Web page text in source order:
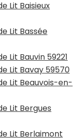
Lit Baisieux
Lit Bassée
Lit Bauvin 59221
Lit Bavay 59570
Lit Beauvois-en-
Lit Bergues
Lit Berlaimont